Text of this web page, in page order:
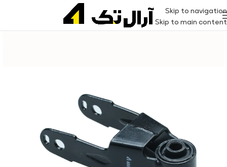
Skip to navigation
Skip to main content